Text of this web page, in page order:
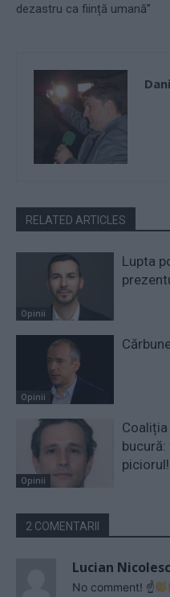
dezastru ca ființă umană”
RELATED ARTICLES
Opinii
Lupta
Opinii
Opinii
Coaliția
piciorul!
2 COMENTARII
Lucian
No comment! ☝